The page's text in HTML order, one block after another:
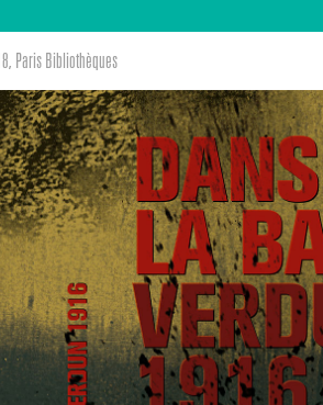
Paris Bibliothèques